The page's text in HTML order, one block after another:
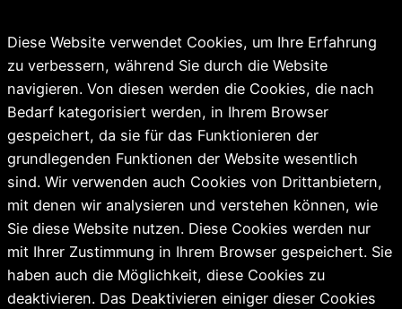
Diese Website verwendet Cookies, um Ihre Erfahrung
zu verbessern, während Sie durch die Website
navigieren. Von diesen werden die Cookies, die nach
Bedarf kategorisiert werden, in Ihrem Browser
gespeichert, da sie für das Funktionieren der
grundlegenden Funktionen der Website wesentlich
sind. Wir verwenden auch Cookies von Drittanbietern,
mit denen wir analysieren und verstehen können, wie
Sie diese Website nutzen. Diese Cookies werden nur
mit Ihrer Zustimmung in Ihrem Browser gespeichert. Sie
haben auch die Möglichkeit, diese Cookies zu
deaktivieren. Das Deaktivieren einiger dieser Cookies